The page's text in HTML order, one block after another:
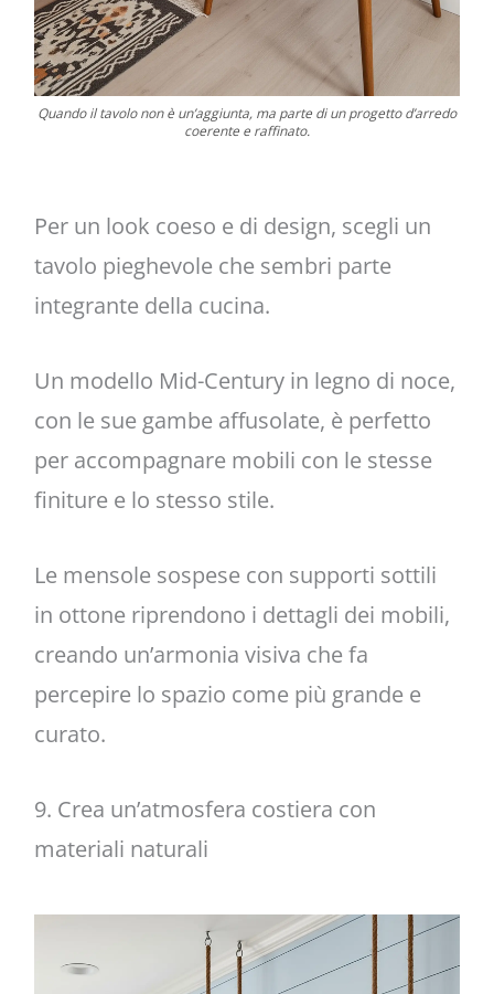
Quando il tavolo non è un’aggiunta, ma parte di un progetto d’arredo
coerente e raffinato.
Per un look coeso e di design, scegli un
tavolo pieghevole che sembri parte
integrante della cucina.
Un modello Mid-Century in legno di noce,
con le sue gambe affusolate, è perfetto
per accompagnare mobili con le stesse
finiture e lo stesso stile.
Le mensole sospese con supporti sottili
in ottone riprendono i dettagli dei mobili,
creando un’armonia visiva che fa
percepire lo spazio come più grande e
curato.
9. Crea un’atmosfera costiera con
materiali naturali